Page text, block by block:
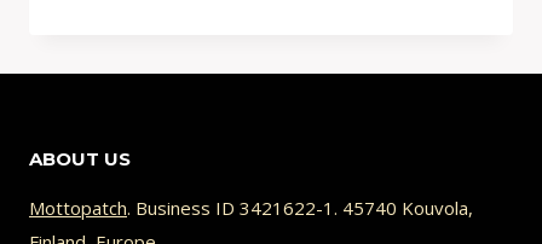
EUROPE
PERSONNALISER
ABOUT US
Mottopatch. Business ID 3421622-1. 45740 Kouvola,